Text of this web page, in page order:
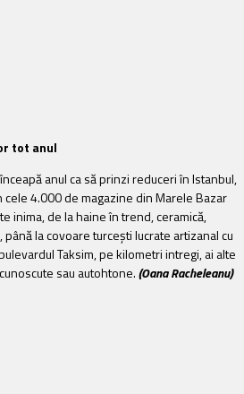
tot anul
anul ca să prinzi reduceri în Istanbul,
cele 4.000 de magazine din Marele Bazar
inima, de la haine în trend, ceramică,
la covoare turcești lucrate artizanal cu
Taksim, pe kilometri intregi, ai alte
sau autohtone.(Oana Racheleanu)